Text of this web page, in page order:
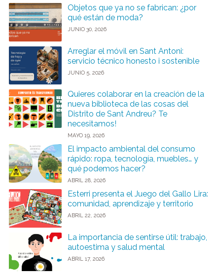
Objetos que ya no se fabrican: ¿por
qué están de moda?
JUNIO 30, 2026
Arreglar el móvil en Sant Antoni:
servicio técnico honesto i sostenible
JUNIO 5, 2026
Quieres colaborar en la creación de la
nueva biblioteca de las cosas del
Distrito de Sant Andreu? Te
necesitamos!
MAYO 19, 2026
El impacto ambiental del consumo
rápido: ropa, tecnología, muebles… y
qué podemos hacer?
ABRIL 28, 2026
Esterri presenta el Juego del Gallo Lira:
comunidad, aprendizaje y territorio
ABRIL 22, 2026
La importancia de sentirse útil: trabajo,
autoestima y salud mental
ABRIL 17, 2026